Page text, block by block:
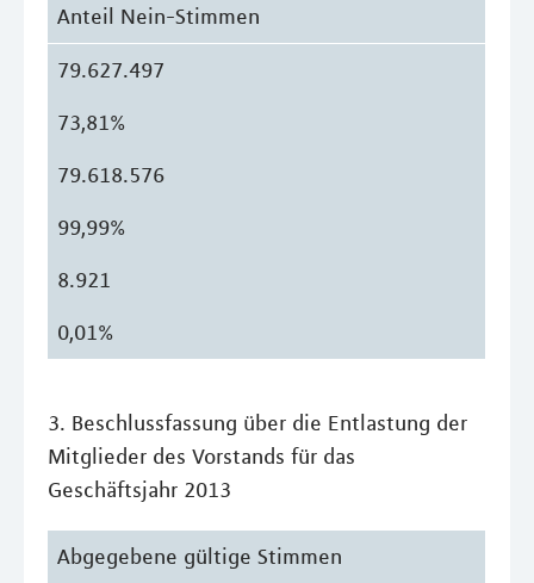
Anteil Nein-Stimmen
79.627.497
73,81%
79.618.576
99,99%
8.921
0,01%
3. Beschlussfassung über die Entlastung der
Mitglieder des Vorstands für das
Geschäftsjahr 2013
Abgegebene gültige Stimmen